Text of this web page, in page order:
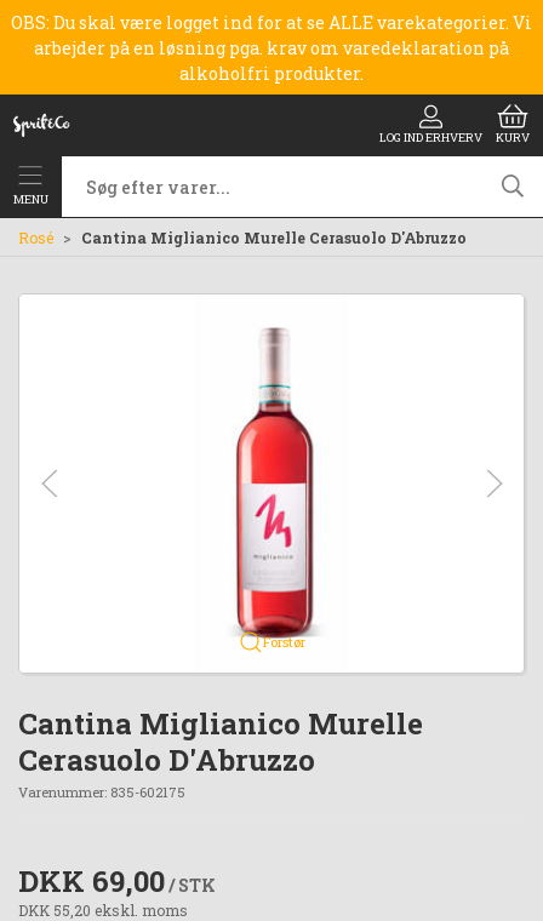
OBS: Du skal være logget ind for at se ALLE varekategorier. Vi
arbejder på en løsning pga. krav om varedeklaration på
alkoholfri produkter.
LOG IND ERHVERV KURV
MENU
Rosé Cantina Miglianico Murelle Cerasuolo D'Abruzzo
Forstør
Cantina Miglianico Murelle
Cerasuolo D'Abruzzo
Varenummer: 835-602175
DKK 69,00/ STK
DKK 55,20 ekskl. moms